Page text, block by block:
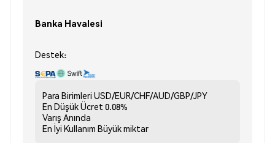
Banka Havalesi
Destek:
Para Birimleri USD/EUR/CHF/AUD/GBP/JPY
En Düşük Ücret 0.08%
Varış Anında
En İyi Kullanım Büyük miktar